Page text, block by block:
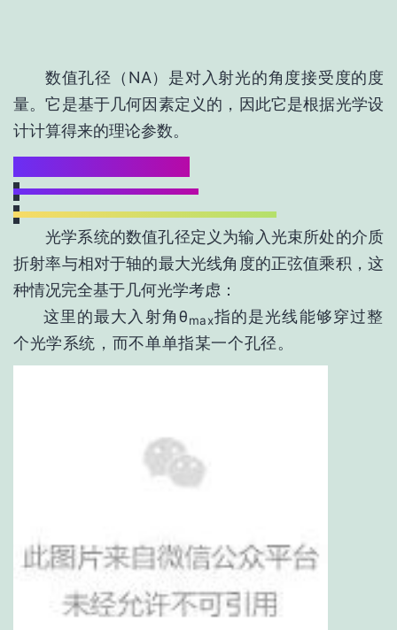
数值孔径（NA）是对入射光的角度接受度的度
量。它是基于几何因素定义的，因此它是根据光学设
计计算得来的理论参数。
光学系统的数值孔径定义为输入光束所处的介质
折射率与相对于轴的最大光线角度的正弦值乘积，这
种情况完全基于几何光学考虑：
这里的最大入射角θmax指的是光线能够穿过整
个光学系统，而不单单指某一个孔径。